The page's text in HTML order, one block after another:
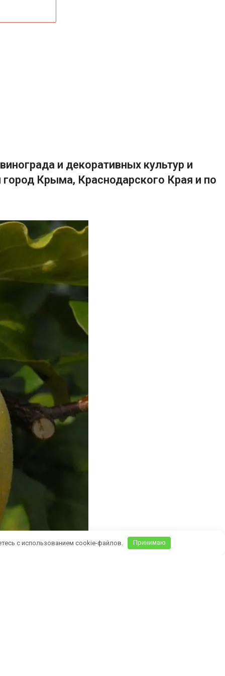
и декоративных культур и
Крыма, Краснодарского Края и по
с использованием cookie-файлов. Принимаю